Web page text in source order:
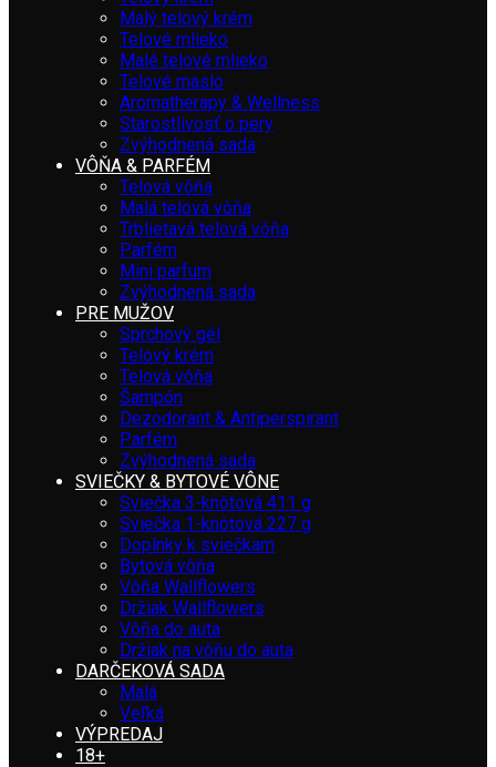
Malý telový krém
Telové mlieko
Malé telové mlieko
Telové maslo
Aromatherapy & Wellness
Starostlivosť o pery
Zvýhodnená sada
VÔŇA & PARFÉM
Telová vôňa
Malá telová vôňa
Trblietavá telová vôňa
Parfém
Mini parfum
Zvýhodnená sada
PRE MUŽOV
Sprchový gél
Telový krém
Telová vôňa
Šampón
Dezodorant & Antiperspirant
Parfém
Zvýhodnená sada
SVIEČKY & BYTOVÉ VÔNE
Sviečka 3-knôtová 411 g
Sviečka 1-knôtová 227 g
Doplnky k sviečkam
Bytová vôňa
Vôňa Wallflowers
Držiak Wallflowers
Vôňa do auta
Držiak na vôňu do auta
DARČEKOVÁ SADA
Malá
Veľká
VÝPREDAJ
18+